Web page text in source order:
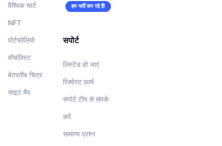
वैश्विक चार्ट
NFT
पोर्टफोलियो
वॉचलिस्‍ट
बेतरतीब चित्र
साइट मैप
हम भर्ती कर रहे हैं!
सपोर्ट
लिस्टेड हो जाएं
रिक्वेस्ट फ़ार्म
सपोर्ट टीम से संपर्क
करें
सामान्य प्रश्न